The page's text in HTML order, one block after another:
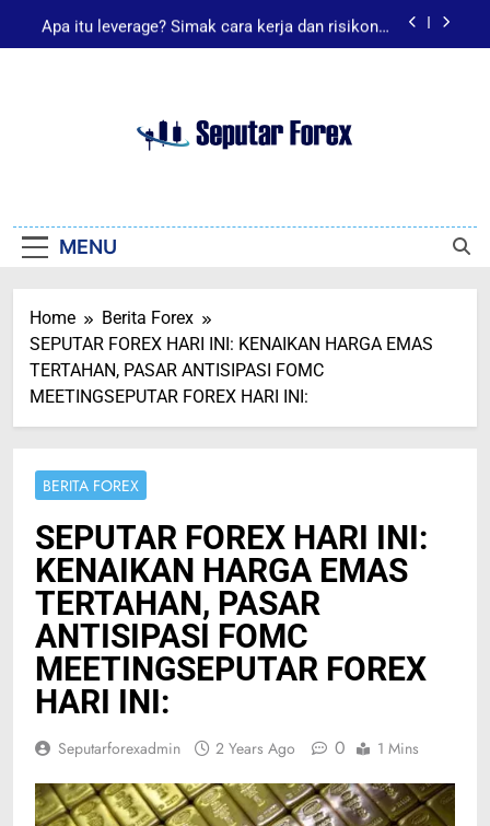
Apa itu leverage? Simak cara kerja dan risikonya
Apa Itu Leverage Forex? Panduan Pemula
Memahami Fungsi
secara singkat.
MENU
Home
Berita Forex
SEPUTAR FOREX HARI INI: KENAIKAN HARGA EMAS
TERTAHAN, PASAR ANTISIPASI FOMC
MEETINGSEPUTAR FOREX HARI INI:
BERITA FOREX
SEPUTAR FOREX HARI INI:
KENAIKAN HARGA EMAS
TERTAHAN, PASAR
ANTISIPASI FOMC
MEETINGSEPUTAR FOREX
HARI INI:
Seputarforexadmin 2 Years Ago 0 1 Mins